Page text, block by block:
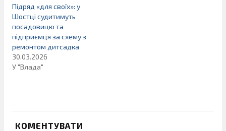
Підряд «для своїх»: у
Шостці судитимуть
посадовицю та
підприємця за схему з
ремонтом дитсадка
30.03.2026
У "Влада"
КОМЕНТУВАТИ